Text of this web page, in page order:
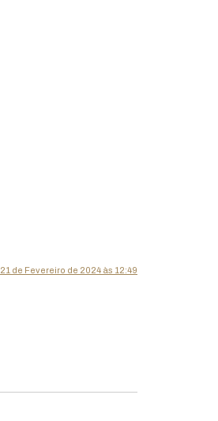
21 de Fevereiro de 2024 às 12:49